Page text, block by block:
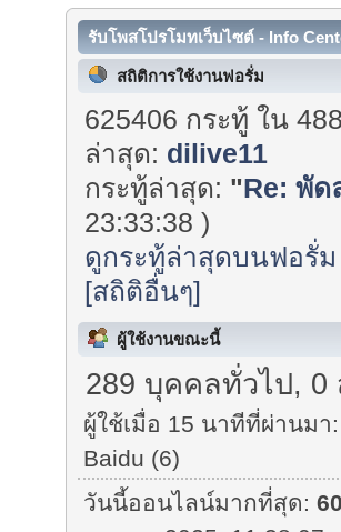
รับโพสโปรโมทเว็บไซต์ - Info
สถิติการใช้งานฟอรั่ม
625406 กระทู้ ใน
ล่าสุด: dilive11
กระทู้ล่าสุด: "Re: พัด
23:33:38 )
ดูกระทู้ล่าสุดบนฟอรั่ม
[สถิติอื่นๆ]
ผู้ใช้งานขณะนี้
289 บุคคลทั่วไป, 0
ผู้ใช้เมื่อ 15 นาทีที่ผ่านมา:
Baidu (6)
วันนี้ออนไลน์มากที่สุด: